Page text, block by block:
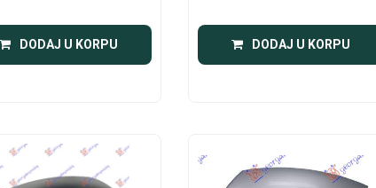
DODAJ U KORPU DODAJ U KORPU